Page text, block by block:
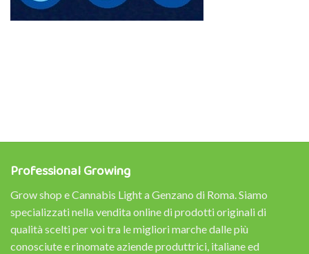
Professional Growing
Grow shop e Cannabis Light a Genzano di Roma. Siamo
specializzati nella vendita online di prodotti originali di
qualità scelti per voi tra le migliori marche dalle più
conosciute e rinomate aziende produttrici, italiane ed